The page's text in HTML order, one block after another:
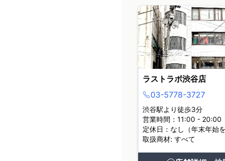
ラストラボ渋谷店
03-5778-3727
渋谷駅より徒歩3分
営業時間：11:00 - 20:00
定休日：なし（年末年始を
取扱商材: すべて